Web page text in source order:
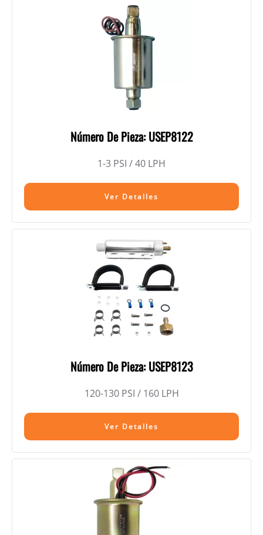
Número De Pieza: USEP8122
1-3 PSI / 40 LPH
Ver Detalles
Número De Pieza: USEP8123
120-130 PSI / 160 LPH
Ver Detalles